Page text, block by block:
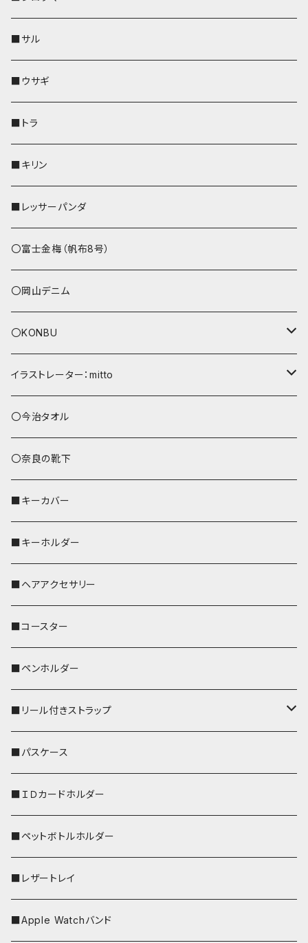
靴下・ミニタオル
その他
その他
靴下・ミニタオル
その他
ペンホルダー
靴下・ミニタオル
財布
その他
財布
その他
AppleWatchバンド
財布
ペットボトルホルダー
その他
リール付きストラップ
リールのみ
ストラップ付
メガネケース
財布
リールのみ
ストラップ付
ペットボトルホルダー
キーケース
ペンホルダー
AppleWatchバンド
L字ファスナー財布
その他
財布
Apple Watchバンド
■サル
■ウサギ
■トラ
■キリン
■レッサーパンダ
〇富士金梅（帆布8号）
〇岡山デニム
〇KONBU
ショルダーバッグ
あずまバッグ
トートバッグ（L）
バッグインバッグ
イラストレーター：mitto
シマエナガ
ハシビロコウ
オカメインコ
歌うオカメちゃん
おかめ３兄弟
セキセイインコ
文鳥
鹿
ペンギン
〇今治タオル
〇奈良の靴下
■キーカバー
■キーホルダー
■ヘアアクセサリー
■コースター
■ペンホルダー
■リール付きストラップ
リールのみ
ストラップ付
■パスケース
■ＩＤカードホルダー
■ペットボトルホルダー
■レザートレイ
■Apple Watchバンド